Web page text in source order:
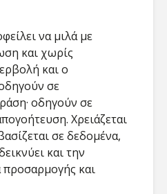
να μιλά με
και χωρίς
και ο
σε
οδηγούν σε
Χρειάζεται
σε δεδομένα,
και την
και